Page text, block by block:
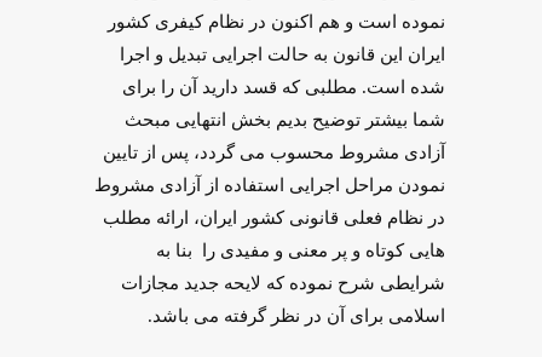
نموده است و هم اکنون در نظام کیفری کشور
ایران این قانون به حالت اجرایی تبدیل و اجرا
شده است. مطلبی که قسد دارید آن را برای
شما بیشتر توضیح بدیم بخش انتهایی مبحث
آزادی مشروط محسوب می گردد، پس از تایین
نمودن مراحل اجرایی استفاده از آزادی مشروط
در نظام فعلی قانونی کشور ایران، ارائه مطلب
هایی کوتاه و پر معنی و مفیدی را بنا به
شرایطی شرح نموده که لایحه جدید مجازات
اسلامی برای آن در نظر گرفته می باشد.